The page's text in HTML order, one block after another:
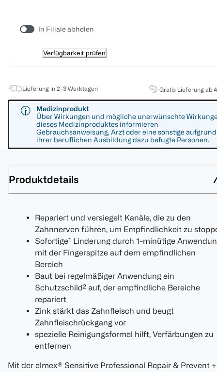
In Filiale abholen
Verfügbarkeit prüfen
Lieferung in 2-3 Werktagen Gratis Lieferung ab
Medizinprodukt
Über Wirkungen und mögliche unerwünschte
dieses Medizinproduktes informieren
Gebrauchsanweisung, Arzt oder eine sonstige aufgrund
ihrer beruflichen Ausbildung dazu befugte Personen.
Produktdetails
Repariert und versiegelt Kanäle, die zu den
Zahnnerven führen, um Empfindlichkeit zu
Sofortige¹ Linderung durch 1-minütige
mit der Fingerspitze auf dem empfindlichen
Bereich
Baut bei regelmäßiger Anwendung ein
Schutzschild² auf, der empfindliche Bereiche
repariert
Zink stärkt das Zahnfleisch und beugt
Zahnfleischrückgang vor
spezielle Reinigungsformel hilft, Verfärbungen zu
entfernen
Mit der elmex® Sensitive Professional Repair & Prevent +